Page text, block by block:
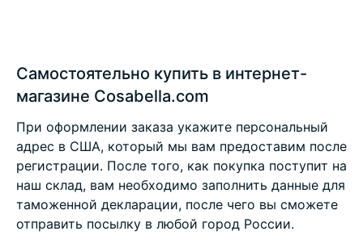
Самостоятельно купить в интернет-
магазине Cosabella.com
При оформлении заказа укажите персональный
адрес в США, который мы вам предоставим после
регистрации. После того, как покупка поступит на
наш склад, вам необходимо заполнить данные для
таможенной декларации, после чего вы сможете
отправить посылку в любой город России.